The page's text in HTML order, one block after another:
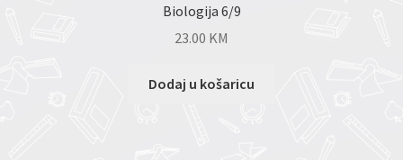
Biologija 6/9
23.00 KM
Dodaj u košaricu